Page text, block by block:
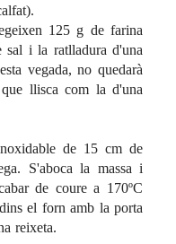
125 g de farina
sal i la ratlladura d'una
vegada, no quedarà
llisca com la d'una
de 15 cm de
S'aboca la massa i
de coure a 170ºC
el forn amb la porta
reixeta.